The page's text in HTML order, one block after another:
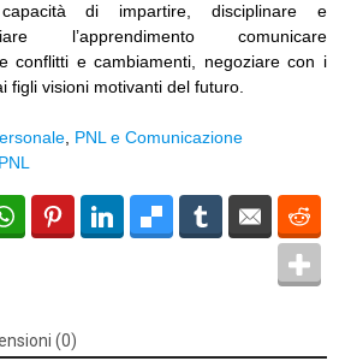
di impartire, disciplinare e
l’apprendimento comunicare
conflitti e cambiamenti, negoziare con i
figli visioni motivanti del futuro.
PNL e Comunicazione
PNL
WhatsAppPinterestLinkedInDel Tumblr Email
(0)